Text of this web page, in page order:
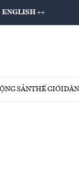
ENGLISH ++
SẢNTHẾ GIỚI